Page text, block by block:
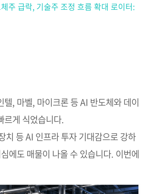
주 급락, 기술주 조정 흐름 확대 로이터:
, 마벨, 마이크론 등 AI 반도체와 데이
르게 식었습니다.
등 AI 인프라 투자 기대감으로 강하
에도 매물이 나올 수 있습니다. 이번에